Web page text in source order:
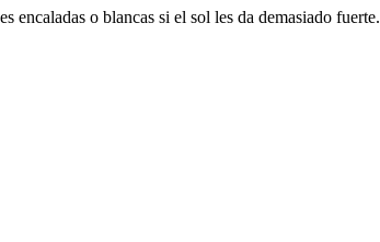
encaladas o blancas si el sol les da demasiado fuerte.